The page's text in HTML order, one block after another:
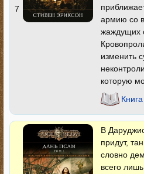
7
армию со
жаждущих
изменить
которую
В
придут,
словно
всего